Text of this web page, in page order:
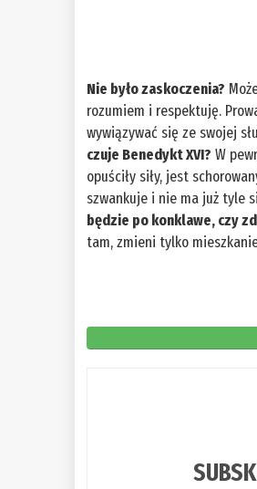
Nie było zaskoczenia?
rozumiem i respektuję.
wywiązywać się ze swojej
czuje Benedykt XVI? W
opuściły siły, jest
szwankuje i nie ma już tyle
będzie po konklawe, czy
tam, zmieni tylko